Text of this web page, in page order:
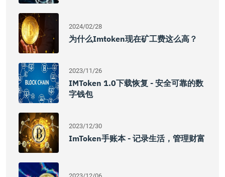
2024/02/28
为什么imtoken现在矿工费这么高？
2023/11/26
IMToken 1.0下载恢复 - 安全可靠的数
字钱包
2023/12/30
ImToken手账本 - 记录生活，管理财富